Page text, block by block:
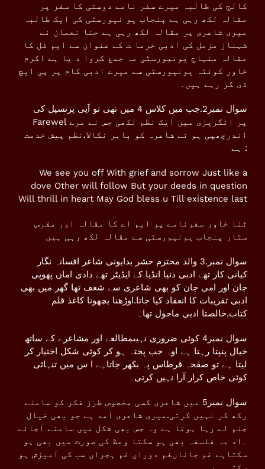
کالج کی طالبہ میرے سفر نامے دوستی کا سفر پر
مقالہ لکھ رہی ہے پنجاب یو نیورسٹی کی ایک طالبہ
میری شاعری پر مقالہ لکھ رہی ہے حنا نعمان نے
شہناز مزمل کی ادبی خرما ت کے عنوان سے ایم فل کا
مقالہ منہاج یونیورسٹی مہ جمع کروا د یا ہے اکرم
خاور کوئٹہ یونیورسٹی سے میرے ادبی کام پر پی ایچ
ڈی کر رہے ہیں۔
سوال نمبر2.جب میں کلاس 4 میں تھی تو آپی پرنسپل کی
Farewel پر انگریزی میں ایک نظم لکھی جس نے مرے
اندرچھپی ہو ئے شاعرہ کو باہر نکالا.نظم پیش خدمت
ہے :
We see you off With grief and sorrow Just like a
dove Other will follow But your deeds in question
Will thrill in heart May God bless u Till existence last
ثنا خاور سفرنامے پر ایم اے کا مقالہ اور مقرس
ستار پنجاب یونیورسٹی سے مقالہ لکھ رہی ہیں
سوال نمبر.3 والد محترم حشر بدایونی شاعر افسانہ نگار
کیانی کار تھے ادبی دنیا انڈیا کے ایڈیٹر تھے دادی اماں پھوپی
جان اور امی جان کو بھی شاعری سے شغف تھا گھر میں بھی
ادبی تقریبات کا انعقاد کیا جاتا.اوڑھنا بچھونا کاغذ قلم
کتاب.خالصتا ادبی ماحول تھا۔
سوال نمبر4 کوئی ضروری نہیںمطالعے اور مشاعرے کے ساتھ
خیال پنپتا رہتا ہے اوہ جب پختہ ہو کر کوئی شکل اختیار کر
لیتا ہے تو صفحہ قرطاس پہ بکھر جاتاہے ا س میں تنہائی
کوئی خاص کرار آرا نہیں کرتی۔
سوال نمبر5 میں شاعری کسی مخصوص طرز فکر کو سامنے
رکھ کر نہیں کرتی.میری شاعری آمد ہے جو بھی خیال
جنم لے رہا ہوتا ہے وہ جس بھی شکل میں سامنے آجائے
۔اد مہ فلسفہ بھی ہو سکتا وعظ کی صورت میں بھی ہو
سکتاہے غم جاناںغم دوراں غم ہجراں سب کی آمیزش ہو